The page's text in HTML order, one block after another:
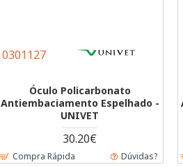
0301127
Óculo Policarbonato
Antiembaciamento Espelhado -
UNIVET
30.20€
Compra Rápida Dúvidas?